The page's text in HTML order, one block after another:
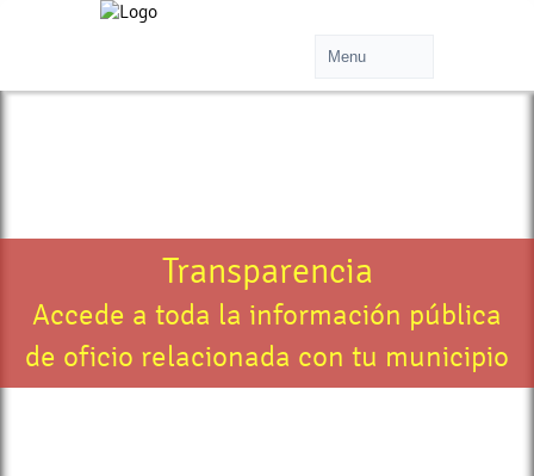
Transparencia
Accede a toda la información pública
de oficio relacionada con tu municipio